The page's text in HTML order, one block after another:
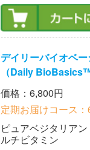
デイリーバイオベ
（Daily
価格：6,800円
定期お届けコース
ピュアベジタリア
ルチビタミン